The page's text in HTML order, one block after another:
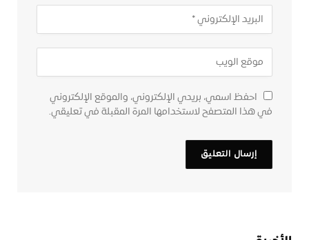
احفظ اسمي، بريدي الإلكتروني، والموقع الإلكتروني
في هذا المتصفح لاستخدامها المرة المقبلة في تعليقي.